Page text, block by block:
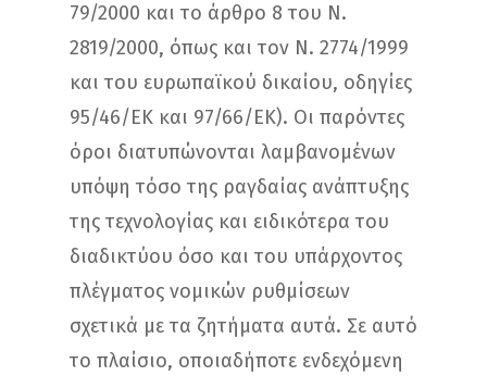
79/2000 και το άρθρο 8 του Ν.
2819/2000, όπως και τον Ν. 2774/1999
και του ευρωπαϊκού δικαίου, οδηγίες
95/46/ΕΚ και 97/66/ΕΚ). Οι παρόντες
όροι διατυπώνονται λαμβανομένων
υπόψη τόσο της ραγδαίας ανάπτυξης
της τεχνολογίας και ειδικότερα του
διαδικτύου όσο και του υπάρχοντος
πλέγματος νομικών ρυθμίσεων
σχετικά με τα ζητήματα αυτά. Σε αυτό
το πλαίσιο, οποιαδήποτε ενδεχόμενη